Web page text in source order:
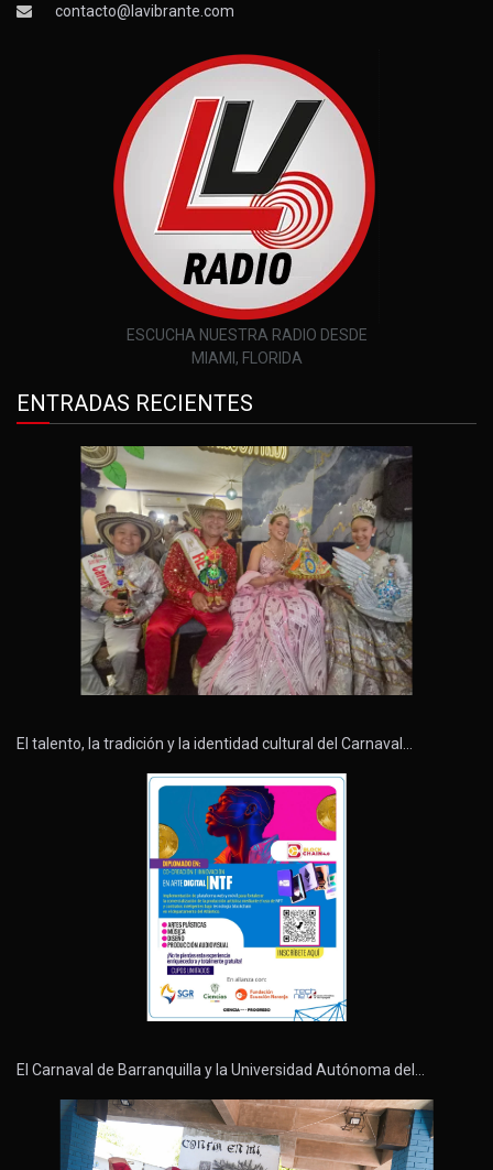
contacto@lavibrante.com
ESCUCHA NUESTRA RADIO DESDE
MIAMI, FLORIDA
ENTRADAS RECIENTES
El talento, la tradición y la identidad cultural del Carnaval…
El Carnaval de Barranquilla y la Universidad Autónoma del…